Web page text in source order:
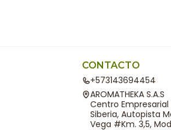
CONTACTO
+573143694454
AROMATHEKA S.A.S
Centro
Siberia, Autopista
Vega #Km. 3,5,